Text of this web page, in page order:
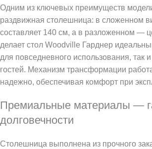
Одним из ключевых преимуществ
раздвижная столешница: в сложенном
составляет 140 см, а в разложенном —
делает стол Woodville Гарднер
для повседневного использования, так
гостей. Механизм трансформации
надежно, обеспечивая комфорт при
Премиальные материалы —
долговечности
Столешница выполнена из прочного